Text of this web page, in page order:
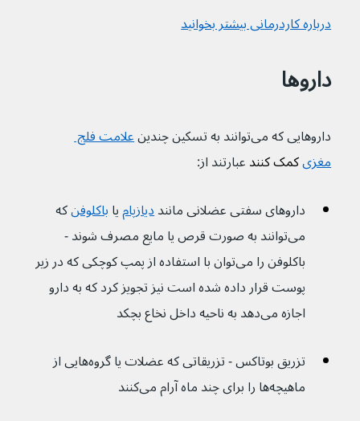
درباره کاردرمانی بیشتر بخوانید
داروها
داروهایی که می‌توانند به تسکین چندین
علامت فلج
مغزی کمک کنند عبارتند از:
داروهای سفتی عضلانی مانند دیازپامیا باکلوفنکه
می‌توانند به صورت قرص یا مایع مصرف شوند -
باکلوفن را می‌توان با استفاده از پمپ کوچکی که در زیر
پوست قرار داده شده است نیز تجویز کرد که به دارو
اجازه می‌دهد به ناحیه داخل نخاع بچکد
تزریق بوتاکس - تزریقاتی که عضلات یا گروه‌هایی از
ماهیچه‌ها را برای چند ماه آرام می‌کنند